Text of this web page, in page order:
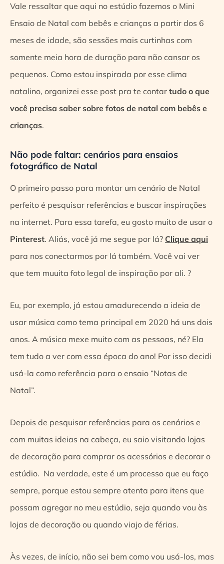
Vale ressaltar que aqui no estúdio fazemos o Mini
Ensaio de Natal com bebês e crianças a partir dos 6
meses de idade, são sessões mais curtinhas com
somente meia hora de duração para não cansar os
pequenos. Como estou inspirada por esse clima
natalino, organizei esse post pra te contar tudo o que
você precisa saber sobre fotos de natal com bebês e
crianças.
Não pode faltar: cenários para ensaios
fotográfico de Natal
O primeiro passo para montar um cenário de Natal
perfeito é pesquisar referências e buscar inspirações
na internet. Para essa tarefa, eu gosto muito de usar o
Pinterest. Aliás, você já me segue por lá? Clique aqui
para nos conectarmos por lá também. Você vai ver
que tem muuita foto legal de inspiração por ali. ?
Eu, por exemplo, já estou amadurecendo a ideia de
usar música como tema principal em 2020 há uns dois
anos. A música mexe muito com as pessoas, né? Ela
tem tudo a ver com essa época do ano! Por isso decidi
usá-la como referência para o ensaio “Notas de
Natal”.
Depois de pesquisar referências para os cenários e
com muitas ideias na cabeça, eu saio visitando lojas
de decoração para comprar os acessórios e decorar o
estúdio. Na verdade, este é um processo que eu faço
sempre, porque estou sempre atenta para itens que
possam agregar no meu estúdio, seja quando vou às
lojas de decoração ou quando viajo de férias.
Às vezes, de início, não sei bem como vou usá-los, mas